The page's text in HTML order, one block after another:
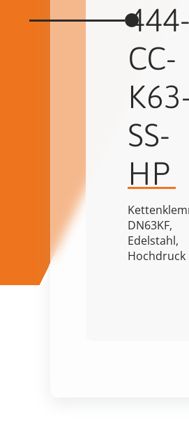
444-
CC-
SS-
HP
DN63KF,
Edelstahl,
Hochdruck